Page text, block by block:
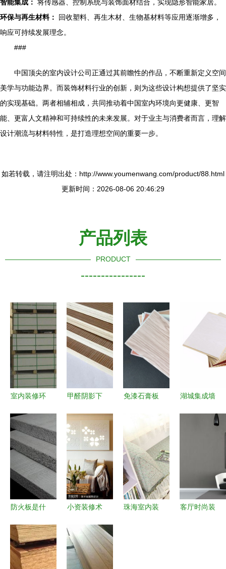
智能集成： 将传感器、控制系统与装饰面材结合，实现隐形智能家居。
环保与再生材料：
回收塑料、再生木材、生物基材料等应用逐渐增多，
响应可持续发展理念。
###
中国顶尖的室内设计公司正通过其前瞻性的作品，不断重新定义空间
美学与功能边界。而装饰材料行业的创新，则为这些设计构想提供了坚实
的实现基础。两者相辅相成，共同推动着中国室内环境向更健康、更智
能、更富人文精神和可持续性的未来发展。对于业主与消费者而言，理解
设计潮流与材料特性，是打造理想空间的重要一步。
如若转载，请注明出处：http://www.youmenwang.com/product/88.html
更新时间：2026-08-06 20:46:29
产品列表
PRODUCT
----------------
室内装修环
格、批发与
厂家指南
选择优质装
饰材料的关
键
甲醛阴影下
生态板超标
事件后的健
免漆石膏板
打造环保防
火的现代室
内装饰方案
湖城集成墙
销，打造现
防火板是什
何选购防火
材料？- 手
机房天下知
小资装修术
调，雕花板
为家居点睛
珠海室内装
客厅时尚装